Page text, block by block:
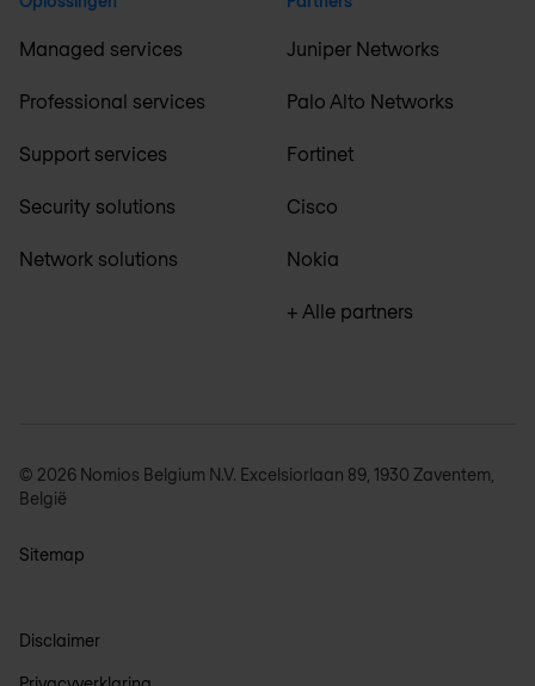
Managed services
Professional services
Support services
Security solutions
Network solutions
Juniper Networks
Palo Alto Networks
Fortinet
Cisco
Nokia
+ Alle partners
© 2026 Nomios Belgium N.V. Excelsiorlaan 89, 1930 Zaventem,
België
Sitemap
Disclaimer